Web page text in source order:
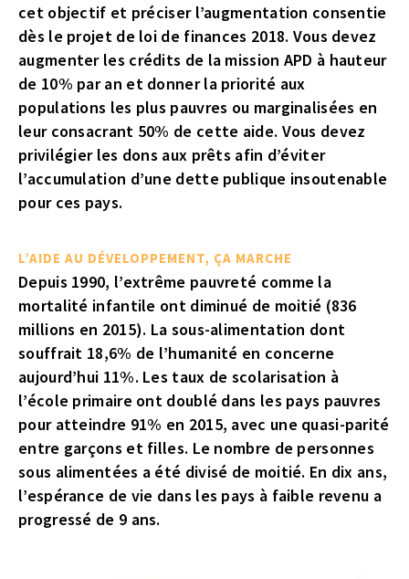
cet objectif et préciser l’augmentation consentie
dès le projet de loi de finances 2018. Vous devez
augmenter les crédits de la mission APD à hauteur
de 10% par an et donner la priorité aux
populations les plus pauvres ou marginalisées en
leur consacrant 50% de cette aide. Vous devez
privilégier les dons aux prêts afin d’éviter
l’accumulation d’une dette publique insoutenable
pour ces pays.
L’AIDE AU DÉVELOPPEMENT, ÇA MARCHE
Depuis 1990, l’extrême pauvreté comme la
mortalité infantile ont diminué de moitié (836
millions en 2015). La sous-alimentation dont
souffrait 18,6% de l’humanité en concerne
aujourd’hui 11%. Les taux de scolarisation à
l’école primaire ont doublé dans les pays pauvres
pour atteindre 91% en 2015, avec une quasi-parité
entre garçons et filles. Le nombre de personnes
sous alimentées a été divisé de moitié. En dix ans,
l’espérance de vie dans les pays à faible revenu a
progressé de 9 ans.